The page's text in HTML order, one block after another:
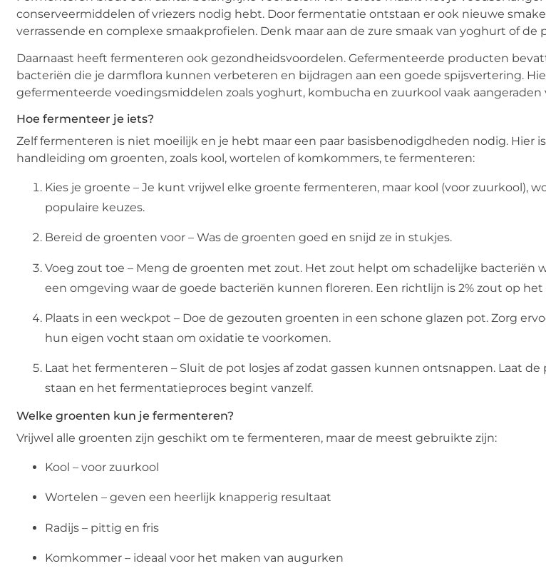
conserveermiddelen of vriezers nodig hebt. Door fermentatie ontstaan er ook nieuwe
verrassende en complexe smaakprofielen. Denk maar aan de zure smaak van yoghurt of
Daarnaast heeft fermenteren ook gezondheidsvoordelen. Gefermenteerde producten
bacteriën die je darmflora kunnen verbeteren en bijdragen aan een goede spijsvertering.
gefermenteerde voedingsmiddelen zoals yoghurt, kombucha en zuurkool vaak aangeraden
Hoe fermenteer je iets?
Zelf fermenteren is niet moeilijk en je hebt maar een paar basisbenodigdheden nodig. Hier
handleiding om groenten, zoals kool, wortelen of komkommers, te fermenteren:
Kies je groente – Je kunt vrijwel elke groente fermenteren, maar kool (voor zuurkool),
populaire keuzes.
Bereid de groenten voor – Was de groenten goed en snijd ze in stukjes.
Voeg zout toe – Meng de groenten met zout. Het zout helpt om schadelijke bacteriën
een omgeving waar de goede bacteriën kunnen floreren. Een richtlijn is 2% zout op
Plaats in een weckpot – Doe de gezouten groenten in een schone glazen pot. Zorg
hun eigen vocht staan om oxidatie te voorkomen.
Laat het fermenteren – Sluit de pot losjes af zodat gassen kunnen ontsnappen. Laat
staan en het fermentatieproces begint vanzelf.
Welke groenten kun je fermenteren?
Vrijwel alle groenten zijn geschikt om te fermenteren, maar de meest gebruikte zijn:
Kool – voor zuurkool
Wortelen – geven een heerlijk knapperig resultaat
Radijs – pittig en fris
Komkommer – ideaal voor het maken van augurken